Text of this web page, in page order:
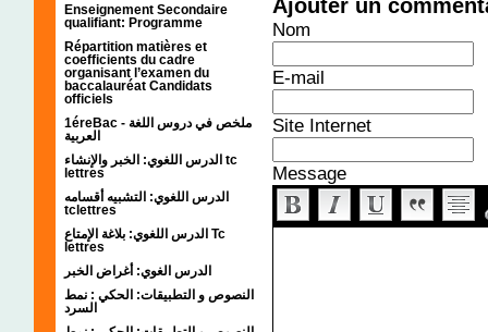
Enseignement Secondaire
qualifiant: Programme
Répartition matières et
coefficients du cadre
organisant l’examen du
baccalauréat Candidats
officiels
1éreBac - ملخص في دروس اللغة
العربية
الدرس اللغوي: الخبر والإنشاء tc
lettres
الدرس اللغوي: التشبيه أقسامه
tclettres
الدرس اللغوي: بلاغة الإمتاع Tc
lettres
الدرس الغوي: أغراض الخبر
النصوص و التطبيقات: الحكي : نمط
السرد
Nom
E-mail
Site Internet
Message